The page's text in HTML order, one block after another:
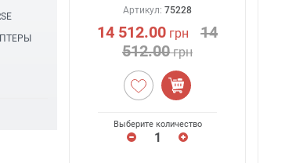
Артикул:75228
14 512.00 грн
14
512.00грн
Выберите количество